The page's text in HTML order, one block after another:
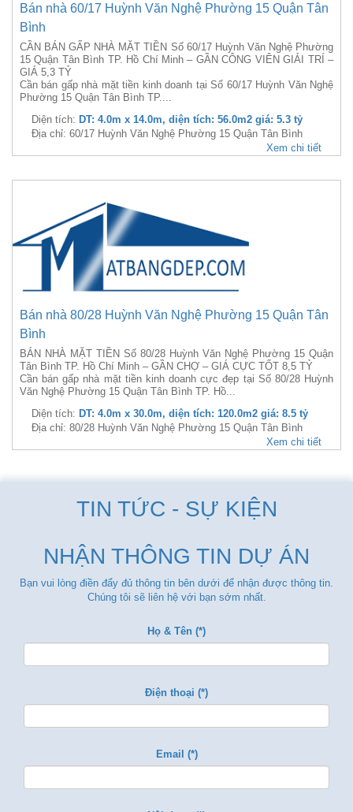
Bán nhà 60/17 Huỳnh Văn Nghệ Phường 15 Quận Tân
Bình
CẦN BÁN GẤP NHÀ MẶT TIỀN Số 60/17 Huỳnh Văn Nghệ Phường
15 Quận Tân Bình TP. Hồ Chí Minh – GẦN CÔNG VIÊN GIẢI TRÍ –
GIÁ 5,3 TỶ
Cần bán gấp nhà mặt tiền kinh doanh tại Số 60/17 Huỳnh Văn Nghệ
Phường 15 Quận Tân Bình TP....
Diện tích: DT: 4.0m x 14.0m, diện tích: 56.0m2 giá: 5.3 tỷ
Địa chỉ: 60/17 Huỳnh Văn Nghệ Phường 15 Quận Tân Bình
Xem chi tiết
Bán nhà 80/28 Huỳnh Văn Nghệ Phường 15 Quận Tân
Bình
BÁN NHÀ MẶT TIỀN Số 80/28 Huỳnh Văn Nghệ Phường 15 Quận
Tân Bình TP. Hồ Chí Minh – GẦN CHỢ – GIÁ CỰC TỐT 8,5 TỶ
Cần bán gấp nhà mặt tiền kinh doanh cực đẹp tại Số 80/28 Huỳnh
Văn Nghệ Phường 15 Quận Tân Bình TP. Hồ...
Diện tích: DT: 4.0m x 30.0m, diện tích: 120.0m2 giá: 8.5 tỷ
Địa chỉ: 80/28 Huỳnh Văn Nghệ Phường 15 Quận Tân Bình
Xem chi tiết
TIN TỨC - SỰ KIỆN
NHẬN THÔNG TIN DỰ ÁN
Bạn vui lòng điền đẩy đủ thông tin bên dưới để nhận được thông tin.
Chúng tôi sẽ liên hệ với bạn sớm nhất.
Họ & Tên (*)
Điện thoại (*)
Email (*)